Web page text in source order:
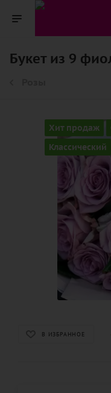
Букет из 9
Хит продаж
Классический
В ИЗБРАННОЕ